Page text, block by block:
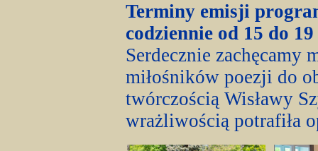
Terminy emisji
codziennie od 15 do
Serdecznie zachęcamy
miłośników poezji do
twórczością Wisławy
wrażliwością potrafiła